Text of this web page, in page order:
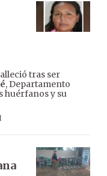
tras ser
, Departamento
huérfanos y su